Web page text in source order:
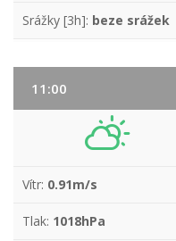
Srážky [3h]: beze srážek
11:00
Vítr: 0.91m/s
Tlak: 1018hPa